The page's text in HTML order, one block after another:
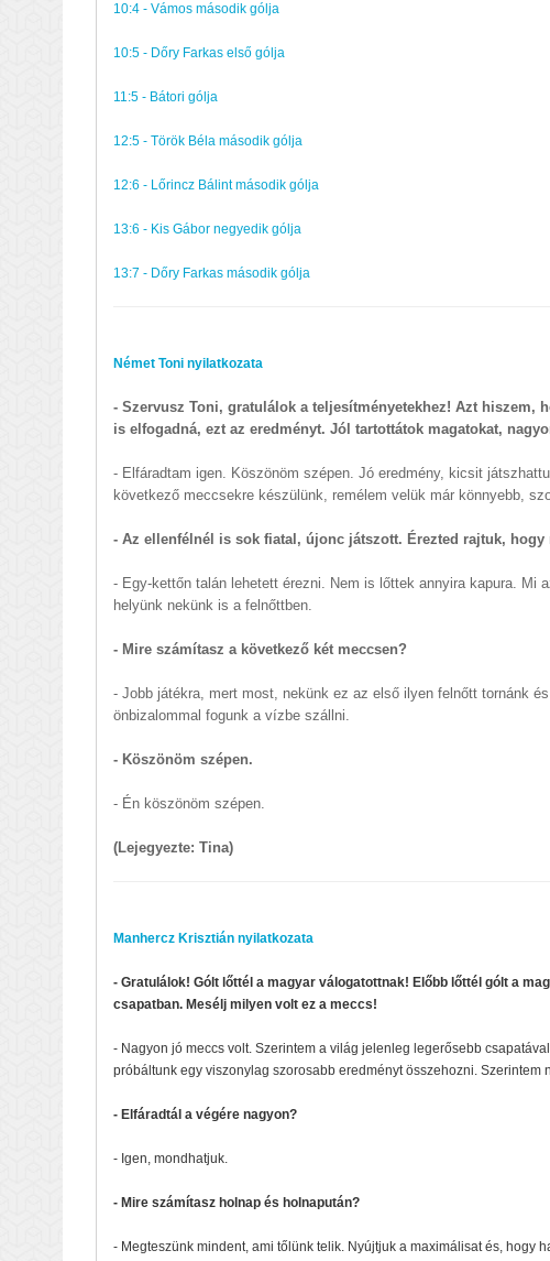
10:4 - Vámos második gólja
10:5 - Dőry Farkas első gólja
11:5 - Bátori gólja
12:5 - Török Béla második gólja
12:6 - Lőrincz Bálint második gólja
13:6 - Kis Gábor negyedik gólja
13:7 - Dőry Farkas második gólja
Német Toni nyilatkozata
- Szervusz Toni, gratulálok a teljesítményetekhez! Azt hiszem,
is elfogadná, ezt az eredményt. Jól tartottátok magatokat,
- Elfáradtam igen. Köszönöm szépen. Jó eredmény, kicsit
következő meccsekre készülünk, remélem velük már könnyebb,
- Az ellenfélnél is sok fiatal, újonc játszott. Érezted rajtuk,
- Egy-kettőn talán lehetett érezni. Nem is lőttek annyira kapura. Mi
helyünk nekünk is a felnőttben.
- Mire számítasz a következő két meccsen?
- Jobb játékra, mert most, nekünk ez az első ilyen felnőtt tornánk
önbizalommal fogunk a vízbe szállni.
- Köszönöm szépen.
- Én köszönöm szépen.
(Lejegyezte: Tina)
Manhercz Krisztián nyilatkozata
- Gratulálok! Gólt lőttél a magyar válogatottnak! Előbb lőttél gólt a
csapatban. Mesélj milyen volt ez a meccs!
- Nagyon jó meccs volt. Szerintem a világ jelenleg legerősebb
próbáltunk egy viszonylag szorosabb eredményt összehozni. Szerintem
- Elfáradtál a végére nagyon?
- Igen, mondhatjuk.
- Mire számítasz holnap és holnapután?
- Megteszünk mindent, ami tőlünk telik. Nyújtjuk a maximálisat és, hogy